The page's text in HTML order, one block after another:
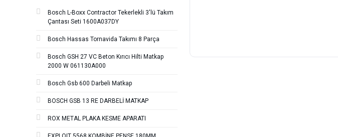
Bosch L-Boxx Contractor Tekerlekli 3'lü Takım
Çantası Seti 1600A037DY
Bosch Hassas Tornavida Takımı 8 Parça
Bosch GSH 27 VC Beton Kırıcı Hilti Matkap
2000 W 061130A000
Bosch Gsb 600 Darbeli Matkap
BOSCH GSB 13 RE DARBELİ MATKAP
ROX METAL PLAKA KESME APARATI